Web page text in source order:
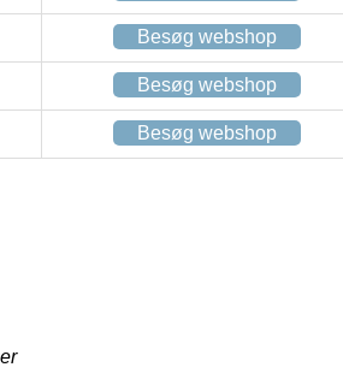
Besøg webshop
Besøg webshop
Besøg webshop